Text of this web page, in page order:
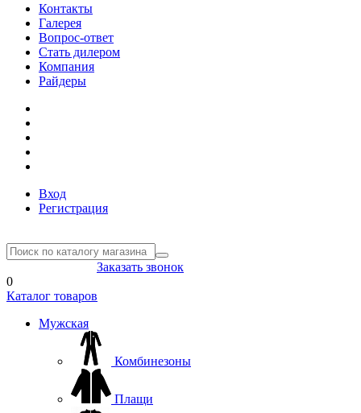
Контакты
Галерея
Вопрос-ответ
Стать дилером
Компания
Райдеры
Вход
Регистрация
Заказать звонок
0
Каталог товаров
Мужская
Комбинезоны
Плащи